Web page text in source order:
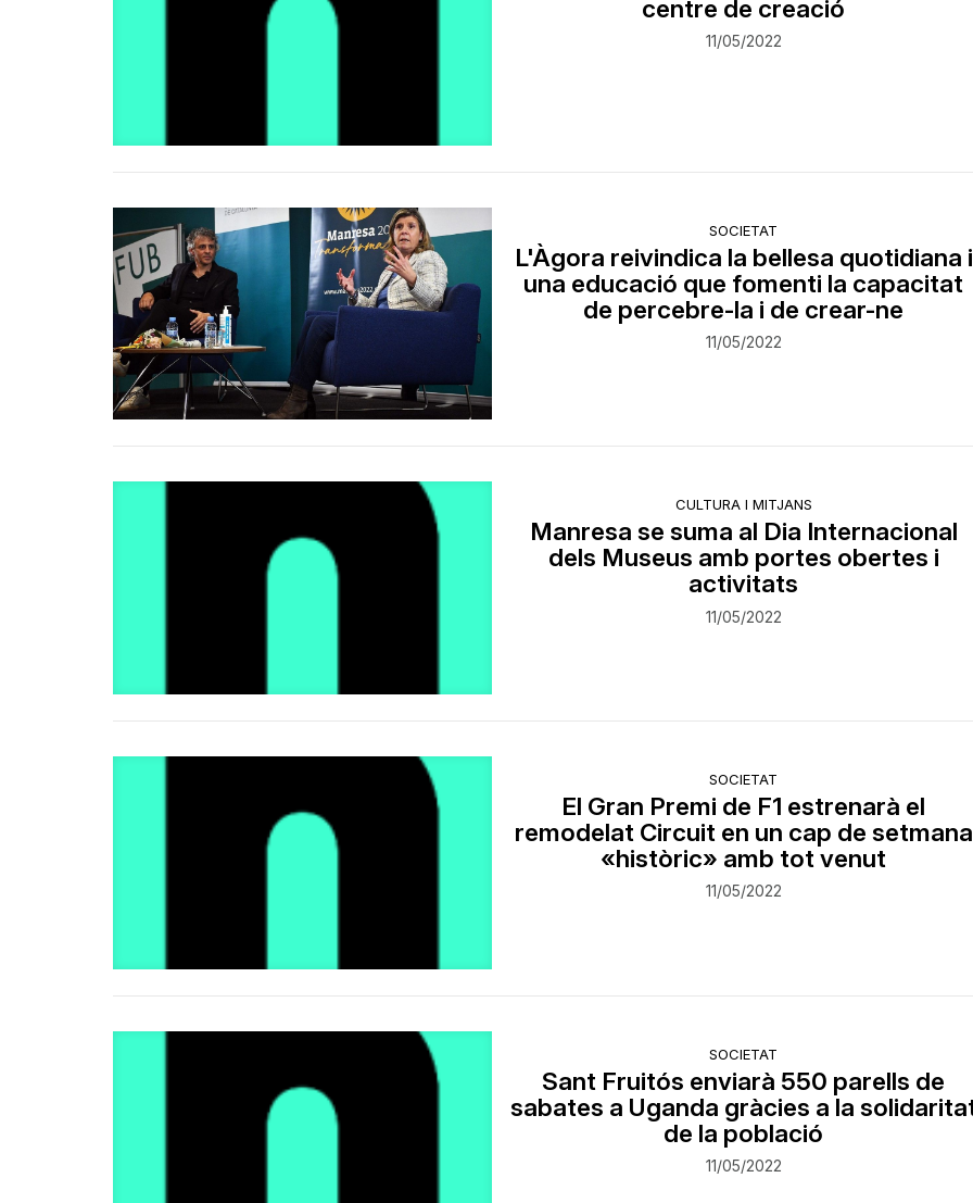
centre de creació
11/05/2022
SOCIETAT
L'Àgora reivindica la bellesa quotidiana i
una educació que fomenti la capacitat
de percebre-la i de crear-ne
11/05/2022
CULTURA I MITJANS
Manresa se suma al Dia Internacional
dels Museus amb portes obertes i
activitats
11/05/2022
SOCIETAT
El Gran Premi de F1 estrenarà el
remodelat Circuit en un cap de setmana
«històric» amb tot venut
11/05/2022
SOCIETAT
Sant Fruitós enviarà 550 parells de
sabates a Uganda gràcies a la
de la població
11/05/2022